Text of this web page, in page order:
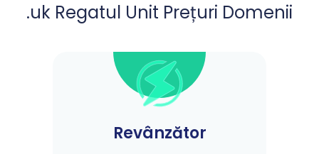
.uk Regatul Unit Prețuri Domenii
Revânzător